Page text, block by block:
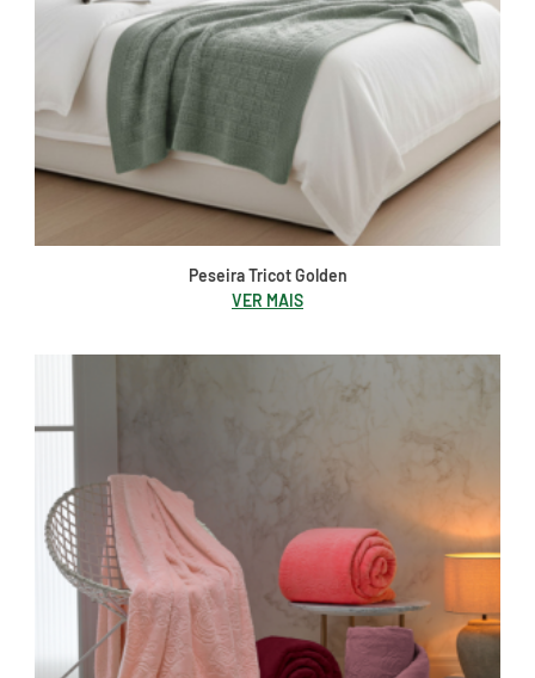
Peseira Tricot Golden
VER MAIS